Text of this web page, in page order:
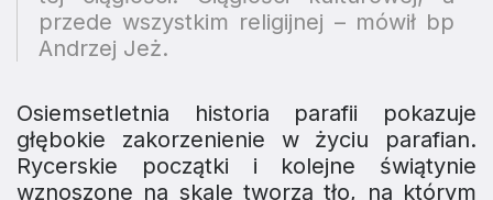
przede wszystkim religijnej – mówił bp
Andrzej Jeż.
Osiemsetletnia historia parafii pokazuje
głębokie zakorzenienie w życiu parafian.
Rycerskie początki i kolejne świątynie
wznoszone na skale tworzą tło, na którym